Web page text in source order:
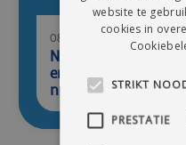
08/05/2026
Netwerkdag “Wij
en beleid samen
nieuwkomers
website te
cookies in
STRIKT
PRESTATIE